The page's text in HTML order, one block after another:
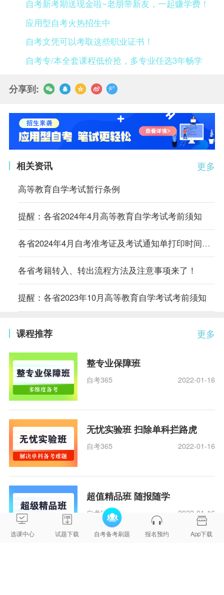
自考新考期送现金啦~老朋带新友，一起赚学费！
应用型自考火热招生中
自考文凭可以考取这些职业证书！
自考专/本全套课程低价抢，多专业任选3年畅学
分享到:
更多
相关资讯
高等教育自学考试暂行条例
提醒：各省2024年4月高等教育自学考试考前须知
各省2024年4月自考准考证及考试通知单打印时间及入口汇总
各省考籍转入、转出流程方法及注意事项来了！
提醒：各省2023年10月高等教育自学考试考前须知
更多
课程推荐
整专业保障班
自考365 2022-01-16
无忧实验班 扫除单科拦路虎
自考365 2022-01-16
超值精品班 随报随学
自考365 2022-01-16
选课中心 试题下载 自考备考刷题 报名预约 App下载